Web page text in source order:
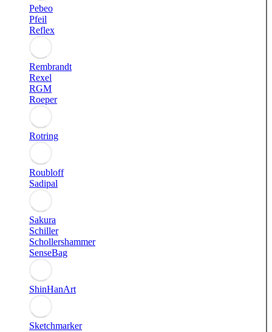
Pebeo
Pfeil
Reflex
Rembrandt
Rexel
RGM
Roeper
Rotring
Roubloff
Sadipal
Sakura
Schiller
Schollershammer
SenseBag
ShinHanArt
Sketchmarker